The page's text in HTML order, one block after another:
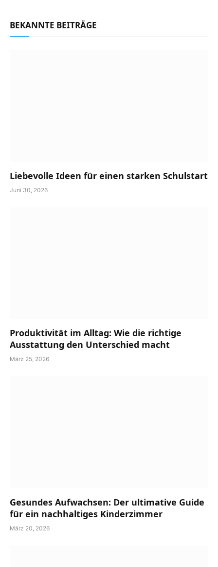
BEKANNTE BEITRÄGE
Liebevolle Ideen für einen starken Schulstart
Juni 30, 2026
Produktivität im Alltag: Wie die richtige
Ausstattung den Unterschied macht
März 25, 2026
Gesundes Aufwachsen: Der ultimative Guide
für ein nachhaltiges Kinderzimmer
März 20, 2026